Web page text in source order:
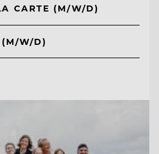
CARTE (M/W/D)
(M/W/D)